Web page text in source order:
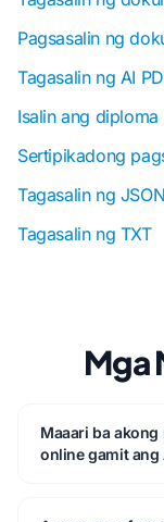
Pagsasalin ng
Tagasalin ng AI
Isalin ang diploma
Sertipikadong
Tagasalin ng JSON
Tagasalin ng TXT
Mga
Maaari ba
online gamit ang